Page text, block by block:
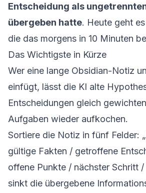
Entscheidung als
übergeben hatte. Heute geht
die das morgens in 10 Minuten
Das Wichtigste in Kürze
Wer eine lange Obsidian-Notiz
einfügt, lässt die KI alte
Entscheidungen gleich
Aufgaben wieder aufkochen.
Sortiere die Notiz in fünf Felder:
gültige Fakten / getroffene
offene Punkte / nächster Schritt /
sinkt die übergebene